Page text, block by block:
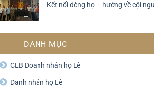
Kết nối dòng họ – hướng về cội
DANH MỤC
CLB Doanh nhân họ Lê
Danh nhân họ Lê